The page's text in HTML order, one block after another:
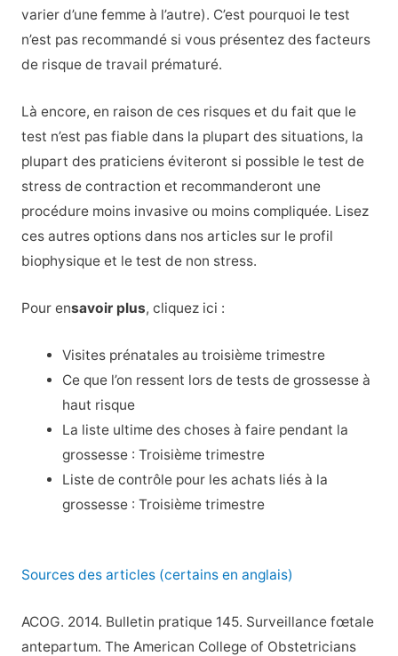
varier d’une femme à l’autre). C’est pourquoi le test
n’est pas recommandé si vous présentez des facteurs
de risque de travail prématuré.
Là encore, en raison de ces risques et du fait que le
test n’est pas fiable dans la plupart des situations, la
plupart des praticiens éviteront si possible le test de
stress de contraction et recommanderont une
procédure moins invasive ou moins compliquée. Lisez
ces autres options dans nos articles sur le profil
biophysique et le test de non stress.
Pour ensavoir plus, cliquez ici :
Visites prénatales au troisième trimestre
Ce que l’on ressent lors de tests de grossesse à
haut risque
La liste ultime des choses à faire pendant la
grossesse : Troisième trimestre
Liste de contrôle pour les achats liés à la
grossesse : Troisième trimestre
Sources des articles (certains en anglais)
ACOG. 2014. Bulletin pratique 145. Surveillance fœtale
antepartum. The American College of Obstetricians